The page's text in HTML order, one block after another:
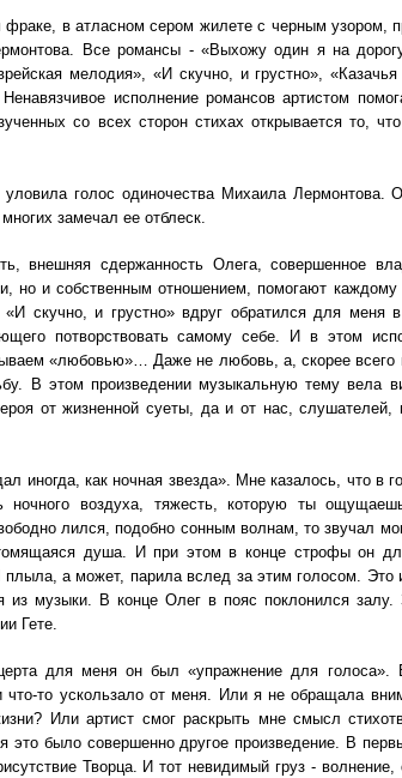
в атласном сером жилете с черным узором,
Все романсы - «Выхожу один я на
мелодия», «И скучно, и грустно»,
исполнение романсов артистом
со всех сторон стихах открывается то,
уловила голос одиночества Михаила
замечал ее отблеск.
внешняя сдержанность Олега, совершенное
но и собственным отношением, помогают
скучно, и грустно» вдруг обратился для меня в
потворствовать самому себе. И в этом
«любовью»… Даже не любовь, а, скорее всего
В этом произведении музыкальную тему вела
от жизненной суеты, да и от нас, слушателей,
иногда, как ночная звезда». Мне казалось, что в
ночного воздуха, тяжесть, которую ты
лился, подобно сонным волнам, то звучал
душа. И при этом в конце строфы он
а может, парила вслед за этим голосом. Это
музыки. В конце Олег в пояс поклонился залу.
Гете.
для меня он был «упражнение для голоса».
то ускользало от меня. Или я не обращала
Или артист смог раскрыть мне смысл
это было совершенно другое произведение. В
Творца. И тот невидимый груз - волнение,